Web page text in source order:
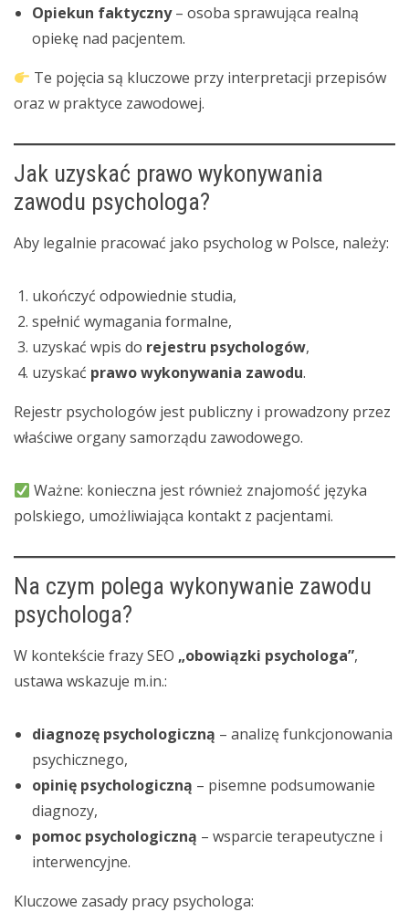
Opiekun faktyczny– osoba sprawująca realną
opiekę nad pacjentem.
Te pojęcia są kluczowe przy interpretacji przepisów
oraz w praktyce zawodowej.
Jak uzyskać prawo wykonywania
zawodu psychologa?
Aby legalnie pracować jako psycholog w Polsce, należy:
ukończyć odpowiednie studia,
spełnić wymagania formalne,
uzyskać wpis do rejestru psychologów,
uzyskać prawo wykonywania zawodu.
Rejestr psychologów jest publiczny i prowadzony przez
właściwe organy samorządu zawodowego.
Ważne: konieczna jest również znajomość języka
polskiego, umożliwiająca kontakt z pacjentami.
Na czym polega wykonywanie zawodu
psychologa?
W kontekście frazy SEO „obowiązki psychologa”,
ustawa wskazuje m.in.:
diagnozę psychologiczną – analizę funkcjonowania
psychicznego,
opinię psychologiczną – pisemne podsumowanie
diagnozy,
pomoc psychologiczną – wsparcie terapeutyczne i
interwencyjne.
Kluczowe zasady pracy psychologa: